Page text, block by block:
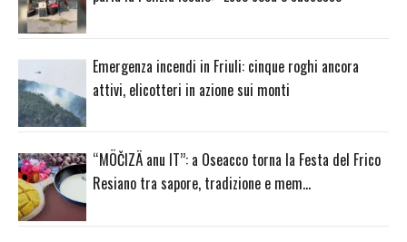
Emergenza incendi in Friuli: cinque roghi ancora
attivi, elicotteri in azione sui monti
“MÖČIZÄ anu IT”: a Oseacco torna la Festa del Frico
Resiano tra sapore, tradizione e mem…